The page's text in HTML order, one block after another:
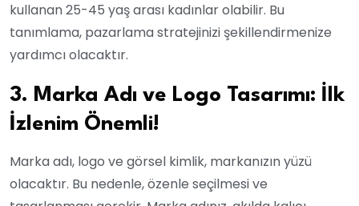
kullanan 25-45 yaş arası kadınlar olabilir. Bu
tanımlama, pazarlama stratejinizi şekillendirmenize
yardımcı olacaktır.
3. Marka Adı ve Logo Tasarımı: İlk
İzlenim Önemli!
Marka adı, logo ve görsel kimlik, markanızın yüzü
olacaktır. Bu nedenle, özenle seçilmesi ve